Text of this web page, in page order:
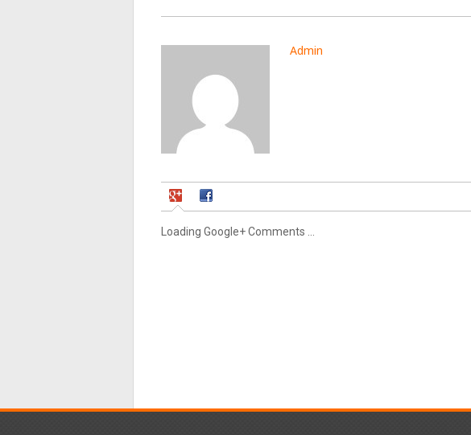
Admin
Loading Google+ Comments ...